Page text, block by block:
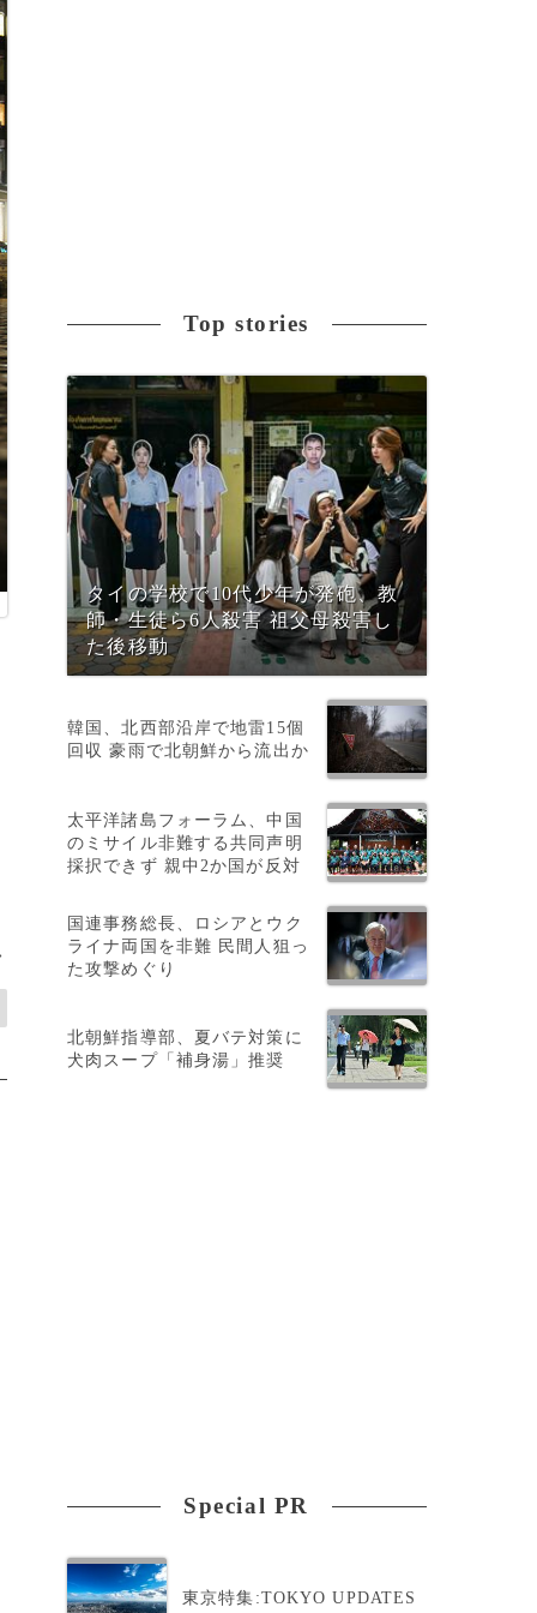
Top stories
タイの学校で10代少年が発砲、教
師・生徒ら6人殺害 祖父母殺害し
た後移動
韓国、北西部沿岸で地雷15個
回収 豪雨で北朝鮮から流出か
太平洋諸島フォーラム、中国
のミサイル非難する共同声明
採択できず 親中2か国が反対
国連事務総長、ロシアとウク
ライナ両国を非難 民間人狙っ
た攻撃めぐり
北朝鮮指導部、夏バテ対策に
犬肉スープ「補身湯」推奨
Special PR
東京特集:TOKYO UPDATES